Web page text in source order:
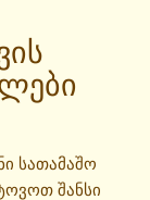
სათამაშო
შანსი